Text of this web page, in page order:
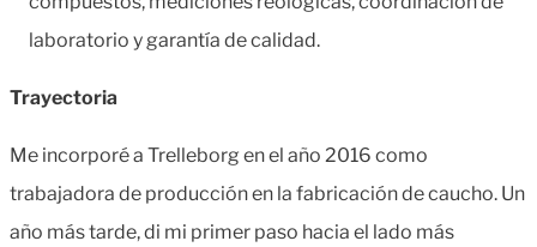
laboratorio y garantía de calidad.
Trayectoria
Me incorporé a Trelleborg en el año 2016 como
trabajadora de producción en la fabricación de caucho. Un
año más tarde, di mi primer paso hacia el lado más